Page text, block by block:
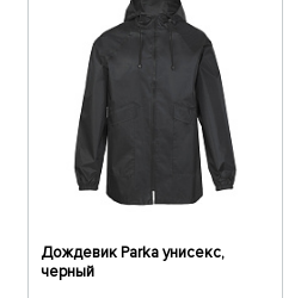
Дождевик Parka унисекс,
черный